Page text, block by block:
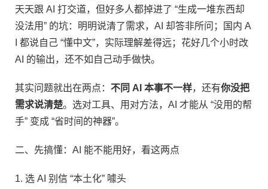
天天跟 AI 打交道，但好多人都掉进了 “生成一堆东西却
没法用” 的坑：明明说清了需求，AI 却答非所问；国内 A
I 都说自己 “懂中文”，实际理解差得远；花好几个小时改
AI 的输出，还不如自己动手做快。​
其实问题就出在两点： 不同 AI 本事不一样，还有你没把
需求说清楚。选对工具、用对方法，AI 才能从 “没用的帮
手” 变成 “省时间的神器”。​
二、先搞懂：AI 能不能用好，看这两点​
1. 选 AI 别信 “本土化” 噱头​